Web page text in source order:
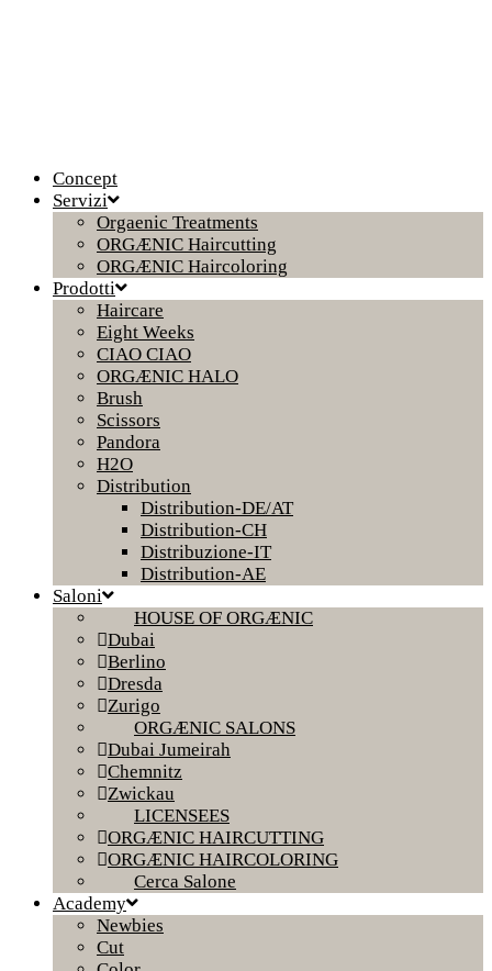
Concept
Servizi
Orgaenic Treatments
ORGÆNIC Haircutting
ORGÆNIC Haircoloring
Prodotti
Haircare
Eight Weeks
CIAO CIAO
ORGÆNIC HALO
Brush
Scissors
Pandora
H2O
Distribution
Distribution-DE/AT
Distribution-CH
Distribuzione-IT
Distribution-AE
Saloni
HOUSE OF ORGÆNIC
Dubai
Berlino
Dresda
Zurigo
ORGÆNIC SALONS
Dubai Jumeirah
Chemnitz
Zwickau
LICENSEES
ORGÆNIC HAIRCUTTING
ORGÆNIC HAIRCOLORING
Cerca Salone
Academy
Newbies
Cut